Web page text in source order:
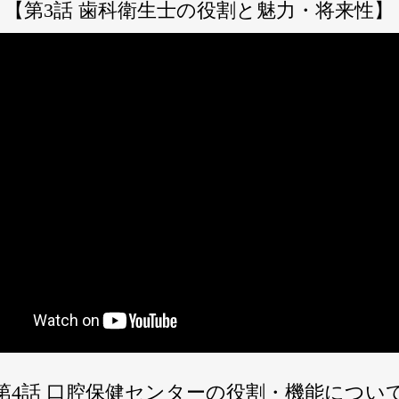
【第3話 歯科衛生士の役割と魅力・将来性】
4話 口腔保健センターの役割・機能につい